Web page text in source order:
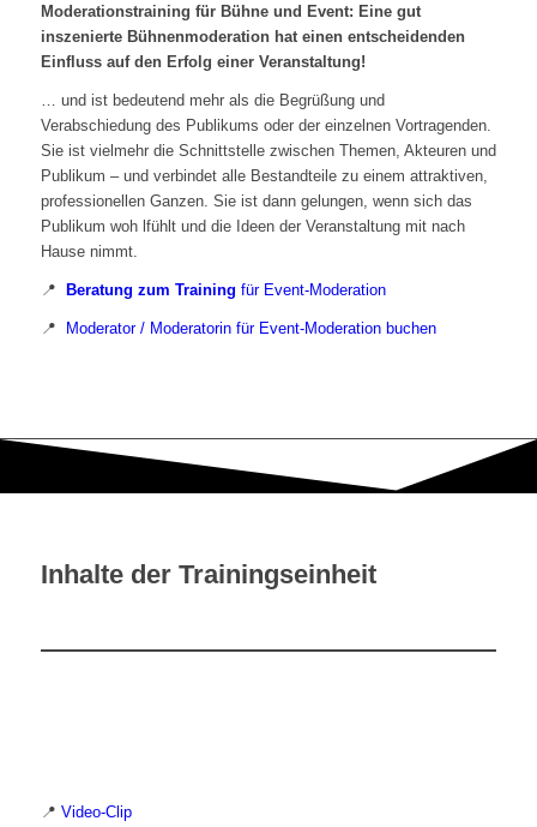
Moderationstraining für Bühne und Event: Eine gut
inszenierte Bühnenmoderation hat einen entscheidenden
Einfluss auf den Erfolg einer Veranstaltung!
… und ist bedeutend mehr als die Begrüßung und
Verabschiedung des Publikums oder der einzelnen Vortragenden.
Sie ist vielmehr die Schnittstelle zwischen Themen, Akteuren und
Publikum – und verbindet alle Bestandteile zu einem attraktiven,
professionellen Ganzen. Sie ist dann gelungen, wenn sich das
Publikum woh lfühlt und die Ideen der Veranstaltung mit nach
Hause nimmt.
📍 Beratung zum Training für Event-Moderation
📍 Moderator / Moderatorin für Event-Moderation buchen
Inhalte der Trainingseinheit
📍 Video-Clip